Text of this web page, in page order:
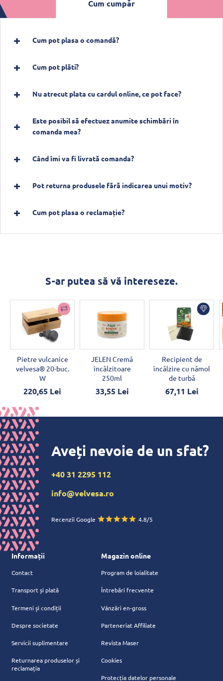
Cum cumpăr
Cum pot plasa o comandă?
Cum pot plăti?
Nu atrecut plata cu cardul online, ce pot face?
Este posibil să efectuez anumite schimbări în
comanda mea?
Când îmi va fi livrată comanda?
Pot returna produsele fără indicarea unui motiv?
Cum pot plasa o reclamație?
S-ar putea să vă intereseze.
Pietre vulcanice
velvesa® 20-buc.
W
220,65 Lei
JELEN Cremă
încălzitoare
250ml
33,55 Lei
Recipient de
încălzire cu nămol
de turbă
67,11 Lei
Aveți nevoie de un sfat?
+40 31 2295 112
info@velvesa.ro
Recenzii Google 4.8/5
Informații
Contact
Transport și plată
Termeni și condiții
Despre societate
Servicii suplimentare
Returnarea produselor și
reclamația
Magazin online
Program de loialitate
Întrebări frecvente
Vânzări en-gross
Parteneriat Affiliate
Revista Maser
Cookies
Protecția datelor personale